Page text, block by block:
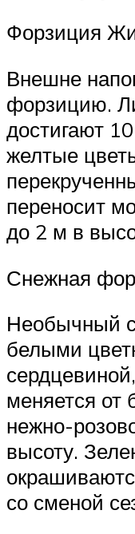
Форзиция
Внешне
форзицию.
достигают
желтые
переносит
до 2 м в
Снежная
Необычный
белыми
меняется от
нежно-
высоту.
со сменой